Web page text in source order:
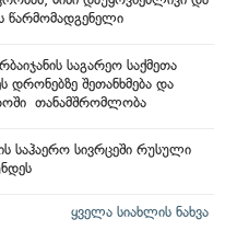
წარმომადგენელი
საგარეო საქმეთა
დრონებზე შეთანხმება და
თანამშრომლობა
საჰაერო სივრცეში რუსული
ყველა სიახლის ნახვა